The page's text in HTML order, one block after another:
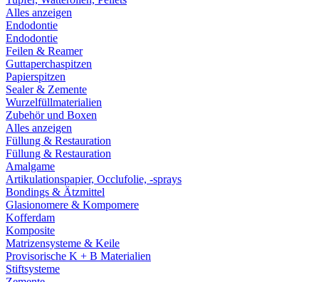
Alles anzeigen
Endodontie
Endodontie
Feilen & Reamer
Guttaperchaspitzen
Papierspitzen
Sealer & Zemente
Wurzelfüllmaterialien
Zubehör und Boxen
Alles anzeigen
Füllung & Restauration
Füllung & Restauration
Amalgame
Artikulationspapier, Occlufolie, -sprays
Bondings & Ätzmittel
Glasionomere & Kompomere
Kofferdam
Komposite
Matrizensysteme & Keile
Provisorische K + B Materialien
Stiftsysteme